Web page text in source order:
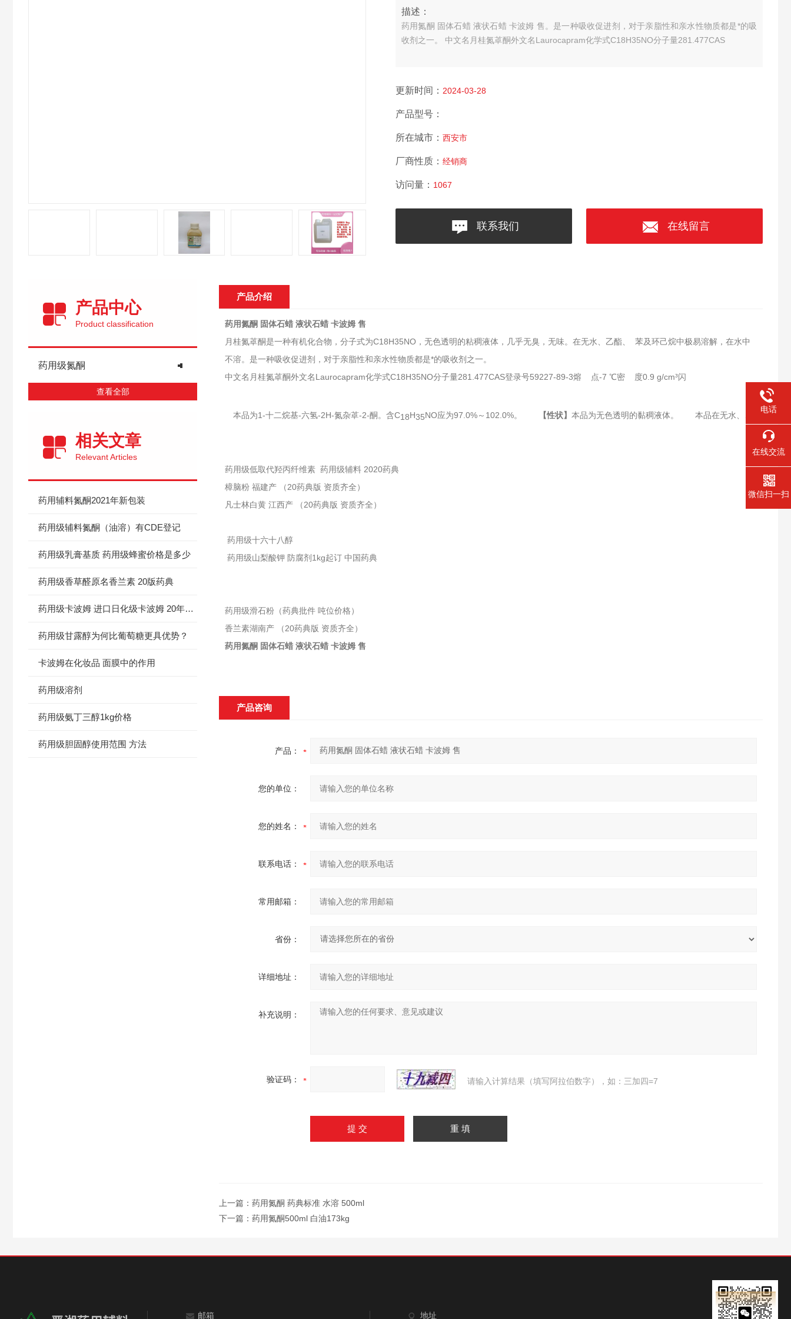
描述：
药用氮酮 固体石蜡 液状石蜡 卡波姆 售。是一种吸收促进剂，对于亲脂性和亲水性物质都是*的吸
收剂之一。 中文名月桂氮䓬酮外文名Laurocapram化学式C18H35NO分子量281.477CAS
更新时间： 2024-03-28
产品型号：
所在城市： 西安市
厂商性质： 经销商
访问量： 1067
联系我们 在线留言
产品中心
Product classification
药用级氮酮
查看全部
相关文章
Relevant Articles
药用辅料氮酮2021年新包装
药用级辅料氮酮（油溶）有CDE登记
药用级乳膏基质 药用级蜂蜜价格是多少
药用级香草醛原名香兰素 20版药典
药用级卡波姆 进口日化级卡波姆 20年新报价
药用级甘露醇为何比葡萄糖更具优势？
卡波姆在化妆品 面膜中的作用
药用级溶剂
药用级氨丁三醇1kg价格
药用级胆固醇使用范围 方法
产品介绍
药用氮酮 固体石蜡 液状石蜡 卡波姆 售
月桂氮䓬酮是一种有机化合物，分子式为C18H35NO，无色透明的粘稠液体，几乎无臭，无味。在无水、乙酯、 苯及环己烷中极易溶解，在水中
不溶。是一种吸收促进剂，对于亲脂性和亲水性物质都是*的吸收剂之一。
中文名月桂氮䓬酮外文名Laurocapram化学式C18H35NO分子量281.477CAS登录号59227-89-3熔 点-7 ℃密 度0.9 g/cm³闪
本品为1-十二烷基-六氢-2H-氮杂䓬-2-酮。含C18H35NO应为97.0%～102.0%。 【性状】本品为无色透明的黏稠液体。　　本品在无水、、  苯或环
药用级低取代羟丙纤维素 药用级辅料 2020药典
樟脑粉 福建产 （20药典版 资质齐全）
凡士林白黄 江西产 （20药典版 资质齐全）
药用级十六十八醇
药用级山梨酸钾 防腐剂1kg起订 中国药典
药用级滑石粉（药典批件 吨位价格）
香兰素湖南产 （20药典版 资质齐全）
药用氮酮 固体石蜡 液状石蜡 卡波姆 售
产品咨询
产品：
您的单位：
您的姓名：
联系电话：
常用邮箱：
省份：
详细地址：
补充说明：
验证码： 请输入计算结果（填写阿拉伯数字），如：三加四=7
上一篇：药用氮酮 药典标准 水溶 500ml
下一篇：药用氮酮500ml 白油173kg
邮箱 地址
电话
在线交流
微信扫一扫